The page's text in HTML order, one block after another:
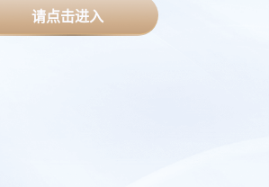
请点击进入